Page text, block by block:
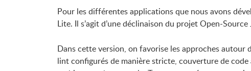
Pour les différentes applications que nous avons
Lite. Il s’agit d’une déclinaison du projet Open-Source
Dans cette version, on favorise les approches
lint configurés de manière stricte, couverture de